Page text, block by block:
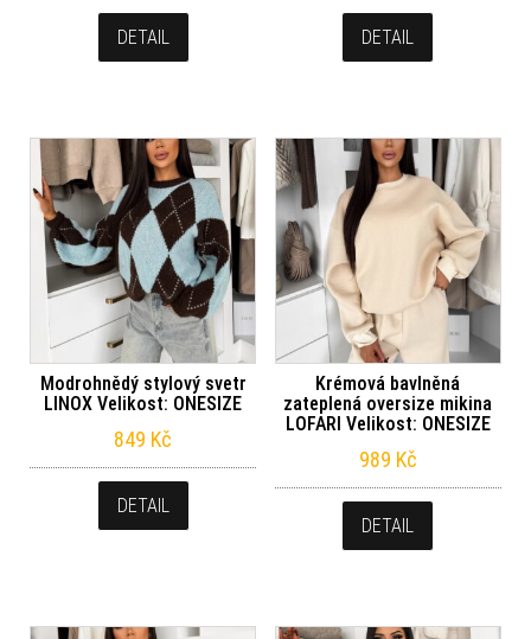
DETAIL DETAIL
Modrohnědý stylový svetr
LINOX Velikost: ONESIZE
849 Kč
DETAIL
Krémová bavlněná
zateplená oversize mikina
LOFARI Velikost: ONESIZE
989 Kč
DETAIL